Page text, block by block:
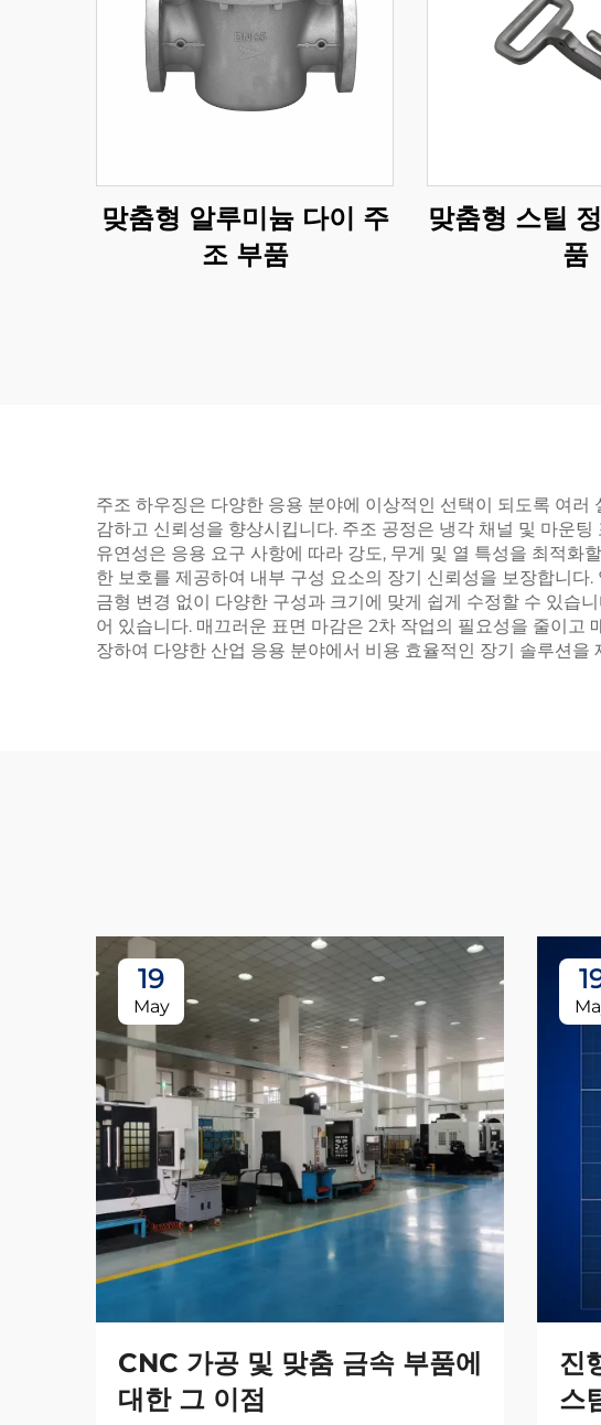
맞춤형 알루미늄 다이 주
조 부품
맞춤형 스틸
품
주조 하우징은 다양한 응용 분야에 이상적인 선택이 되도록 여
감하고 신뢰성을 향상시킵니다. 주조 공정은 냉각 채널 및 마운
유연성은 응용 요구 사항에 따라 강도, 무게 및 열 특성을 최적화
한 보호를 제공하여 내부 구성 요소의 장기 신뢰성을 보장합니
금형 변경 없이 다양한 구성과 크기에 맞게 쉽게 수정할 수 있습
어 있습니다. 매끄러운 표면 마감은 2차 작업의 필요성을 줄이고
장하여 다양한 산업 응용 분야에서 비용 효율적인 장기 솔루션을
19
May
CNC 가공 및 맞춤 금속 부품에
대한 그 이점
진
스